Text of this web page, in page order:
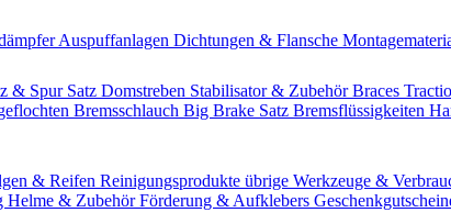
Auspuffanlagen Dichtungen & Flansche
& Spur Satz Domstreben Stabilisator & ZubehörBraces
Bremsschlauch Big Brake Satz Bremsflüssigkeiten
& Reifen Reinigungsprodukte übrige Werkzeuge &
Helme & ZubehörFörderung & Aufklebers